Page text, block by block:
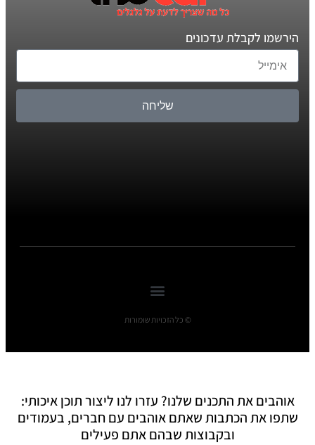
הירשמו לקבלת עדכונים
שליחה
© כל הזכויות שומורות
אוהבים את התכנים שלנו? עזרו לנו ליצור תוכן איכותי:
שתפו את הכתבות שאתם אוהבים עם חברים, בעמודים
ובקבוצות שבהם אתם פעילים